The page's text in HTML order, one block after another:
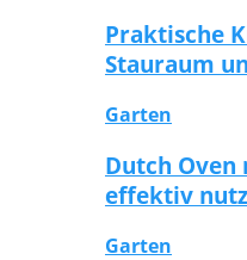
Praktische
Stauraum
Garten
Dutch
effektiv
Garten